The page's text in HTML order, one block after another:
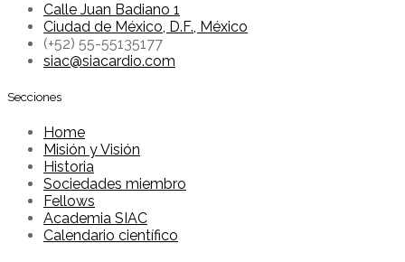
Calle Juan Badiano 1
Ciudad de México, D.F., México
(+52) 55-55135177
siac@siacardio.com
Secciones
Home
Misión y Visión
Historia
Sociedades miembro
Fellows
Academia SIAC
Calendario científico